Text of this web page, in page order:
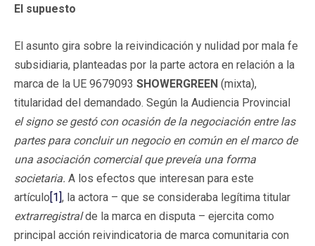
El supuesto
El asunto gira sobre la reivindicación y nulidad por mala fe
subsidiaria, planteadas por la parte actora en relación a la
marca de la UE 9679093 SHOWERGREEN (mixta),
titularidad del demandado. Según la Audiencia Provincial
el signo se gestó con ocasión de la negociación entre las
partes para concluir un negocio en común en el marco de
una asociación comercial que preveía una forma
societaria. A los efectos que interesan para este
artículo[1], la actora – que se consideraba legítima titular
extrarregistralde la marca en disputa – ejercita como
principal acción reivindicatoria de marca comunitaria con